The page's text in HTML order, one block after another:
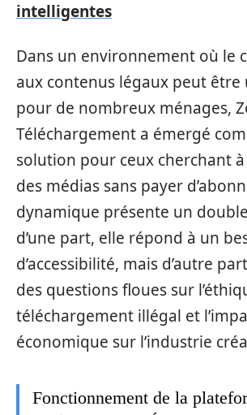
intelligentes
Dans un environnement où le
aux contenus légaux peut être
pour de nombreux ménages,
Téléchargement a émergé
solution pour ceux cherchant
des médias sans payer
dynamique présente un
d’une part, elle répond à un
d’accessibilité, mais d’autre
des questions floues sur
téléchargement illégal et
économique sur l’industrie
Fonctionnement de la